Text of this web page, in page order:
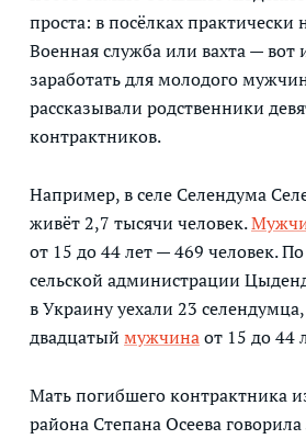
проста: в посёлках практически
Военная служба или вахта — вот
заработать для молодого
рассказывали родственники
контрактников.
Например, в селе Селендума
живёт 2,7 тысячи человек.
от 15 до 44 лет — 469 человек.
сельской администрации
в Украину уехали 23
двадцатый мужчинаот 15 до 44
Мать погибшего контрактника
района Степана Осеева